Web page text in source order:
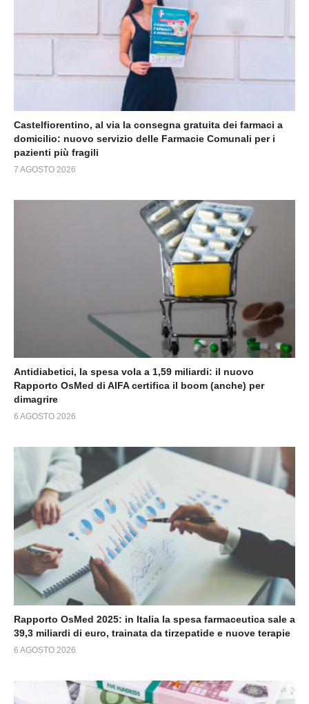
Castelfiorentino, al via la consegna gratuita dei farmaci a
domicilio: nuovo servizio delle Farmacie Comunali per i
pazienti più fragili
7 AGOSTO 2026
Antidiabetici, la spesa vola a 1,59 miliardi: il nuovo
Rapporto OsMed di AIFA certifica il boom (anche) per
dimagrire
6 AGOSTO 2026
Rapporto OsMed 2025: in Italia la spesa farmaceutica sale a
39,3 miliardi di euro, trainata da tirzepatide e nuove terapie
6 AGOSTO 2026